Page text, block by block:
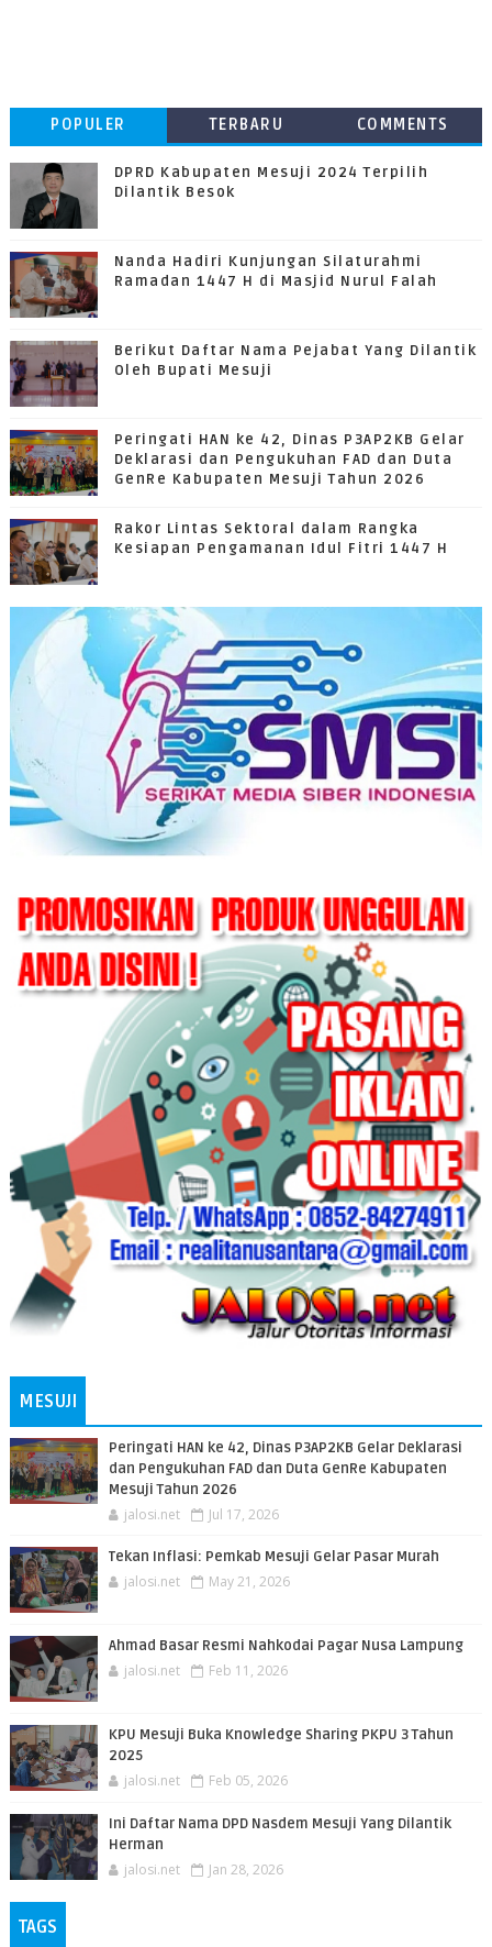
POPULER TERBARU COMMENTS
DPRD Kabupaten Mesuji 2024 Terpilih
Dilantik Besok
Nanda Hadiri Kunjungan Silaturahmi
Ramadan 1447 H di Masjid Nurul Falah
Berikut Daftar Nama Pejabat Yang Dilantik
Oleh Bupati Mesuji
Peringati HAN ke 42, Dinas P3AP2KB Gelar
Deklarasi dan Pengukuhan FAD dan Duta
GenRe Kabupaten Mesuji Tahun 2026
Rakor Lintas Sektoral dalam Rangka
Kesiapan Pengamanan Idul Fitri 1447 H
MESUJI
Peringati HAN ke 42, Dinas P3AP2KB Gelar Deklarasi
dan Pengukuhan FAD dan Duta GenRe Kabupaten
Mesuji Tahun 2026
jalosi.net Jul 17, 2026
Tekan Inflasi: Pemkab Mesuji Gelar Pasar Murah
jalosi.net May 21, 2026
Ahmad Basar Resmi Nahkodai Pagar Nusa Lampung
jalosi.net Feb 11, 2026
KPU Mesuji Buka Knowledge Sharing PKPU 3 Tahun
2025
jalosi.net Feb 05, 2026
Ini Daftar Nama DPD Nasdem Mesuji Yang Dilantik
Herman
jalosi.net Jan 28, 2026
TAGS